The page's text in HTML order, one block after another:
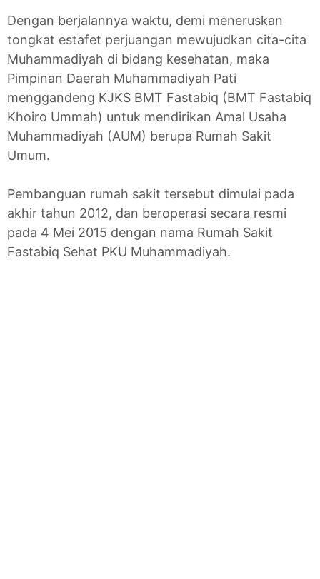
Dengan berjalannya waktu, demi meneruskan
tongkat estafet perjuangan mewujudkan cita-cita
Muhammadiyah di bidang kesehatan, maka
Pimpinan Daerah Muhammadiyah Pati
menggandeng KJKS BMT Fastabiq (BMT Fastabiq
Khoiro Ummah) untuk mendirikan Amal Usaha
Muhammadiyah (AUM) berupa Rumah Sakit
Umum.
Pembanguan rumah sakit tersebut dimulai pada
akhir tahun 2012, dan beroperasi secara resmi
pada 4 Mei 2015 dengan nama Rumah Sakit
Fastabiq Sehat PKU Muhammadiyah.